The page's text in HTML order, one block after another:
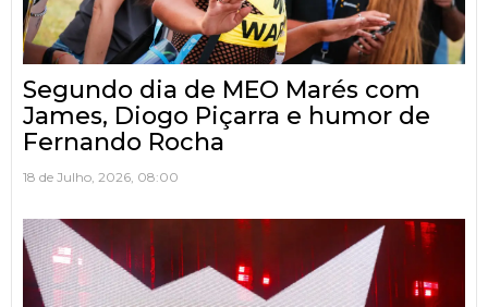
Segundo dia de MEO Marés com
James, Diogo Piçarra e humor de
Fernando Rocha
18 de Julho, 2026, 08:00